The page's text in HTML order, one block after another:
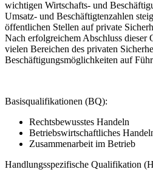
wichtigen Wirtschafts- und
Umsatz- und Beschäftigtenzahlen
öffentlichen Stellen auf private
Nach erfolgreichem Abschluss dieser
vielen Bereichen des privaten
Beschäftigungsmöglichkeiten auf
Basisqualifikationen (BQ):
Rechtsbewusstes Handeln
Betriebswirtschaftliches
Zusammenarbeit im Betrieb
Handlungsspezifische Qualifikation